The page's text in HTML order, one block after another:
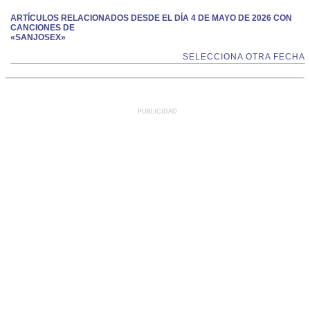
ARTÍCULOS RELACIONADOS DESDE EL DÍA 4 DE MAYO DE 2026 CON
CANCIONES DE
«SANJOSEX»
SELECCIONA OTRA FECHA
PUBLICIDAD